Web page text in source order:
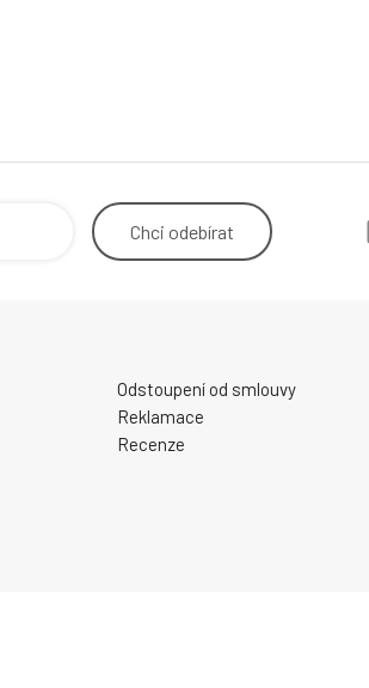
Chci odebírat
Odstoupení od smlouvy
Reklamace
Recenze